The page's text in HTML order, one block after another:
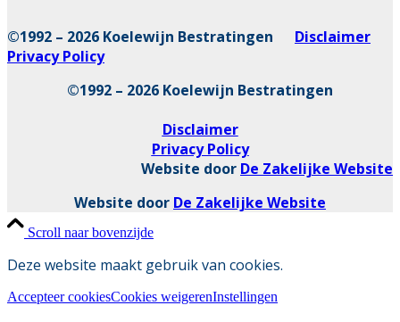
©1992 – 2026 Koelewijn Bestratingen Disclaimer
Privacy Policy
©1992 – 2026 Koelewijn Bestratingen
Disclaimer
Privacy Policy
Website door De Zakelijke Website
Website door De Zakelijke Website
Scroll naar bovenzijde
Deze website maakt gebruik van cookies.
Accepteer cookiesCookies weigerenInstellingen